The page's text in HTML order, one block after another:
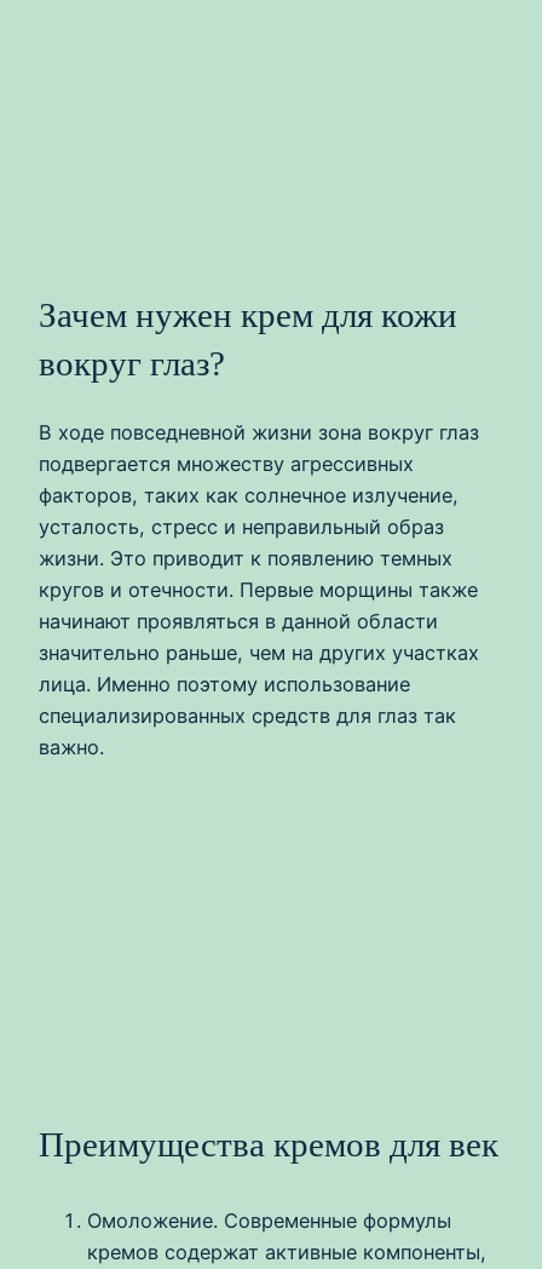
Зачем нужен крем для кожи
вокруг глаз?
В ходе повседневной жизни зона вокруг глаз
подвергается множеству агрессивных
факторов, таких как солнечное излучение,
усталость, стресс и неправильный образ
жизни. Это приводит к появлению темных
кругов и отечности. Первые морщины также
начинают проявляться в данной области
значительно раньше, чем на других участках
лица. Именно поэтому использование
специализированных средств для глаз так
важно.
Преимущества кремов для век
Омоложение. Современные формулы
кремов содержат активные компоненты,